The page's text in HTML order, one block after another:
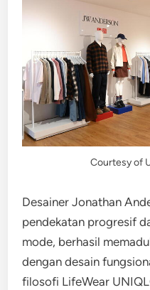
Courtesy of
Desainer Jonathan
pendekatan progresif
mode, berhasil
dengan desain
filosofi LifeWear